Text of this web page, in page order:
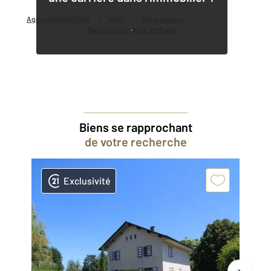
Agence immobilière
Découvrir nos offres
Biens se rapprochant
de votre recherche
Exclusivité